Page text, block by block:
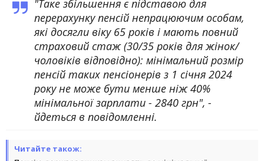
"Таке збільшення є підставою для
перерахунку пенсій непрацюючим особам,
які досягли віку 65 років і мають повний
страховий стаж (30/35 років для жінок/
чоловіків відповідно): мінімальний розмір
пенсій таких пенсіонерів з 1 січня 2024
року не може бути менше ніж 40%
мінімальної зарплати - 2840 грн", -
йдеться в повідомленні.
Читайте також: